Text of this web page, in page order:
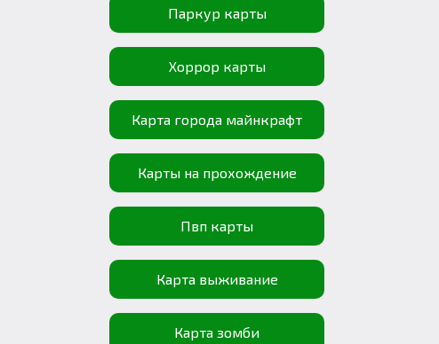
Паркур карты
Хоррор карты
Карта города майнкрафт
Карты на прохождение
Пвп карты
Карта выживание
Карта зомби